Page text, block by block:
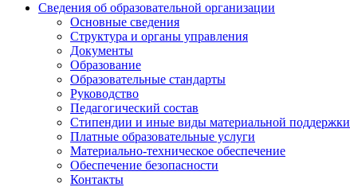
Сведения об образовательной организации
Основные сведения
Структура и органы управления
Документы
Образование
Образовательные стандарты
Руководство
Педагогический состав
Стипендии и иные виды материальной поддержки
Платные образовательные услуги
Материально-техническое обеспечение
Обеспечение безопасности
Контакты